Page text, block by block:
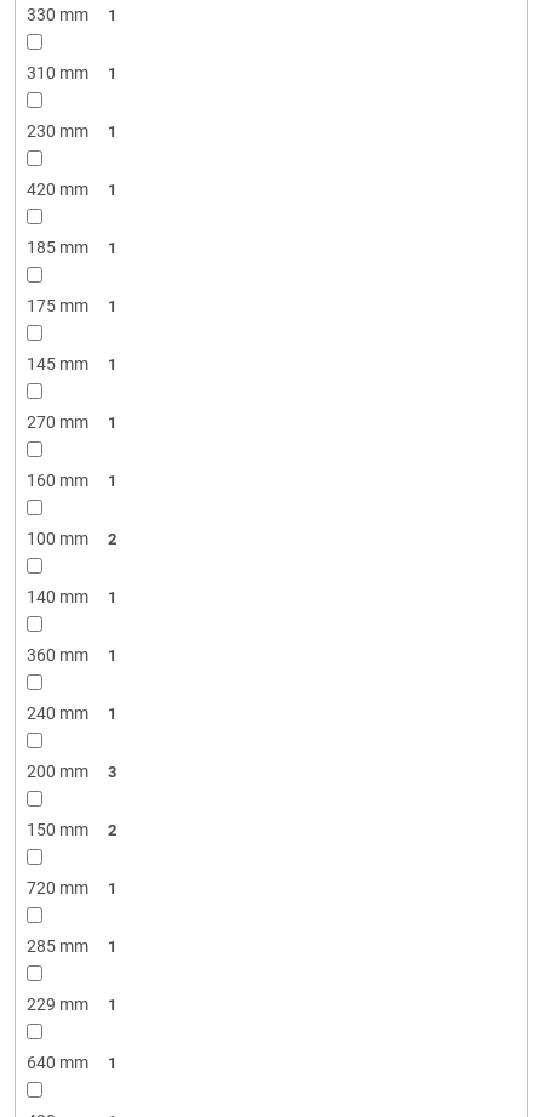
330 mm 1
310 mm 1
230 mm 1
420 mm 1
185 mm 1
175 mm 1
145 mm 1
270 mm 1
160 mm 1
100 mm 2
140 mm 1
360 mm 1
240 mm 1
200 mm 3
150 mm 2
720 mm 1
285 mm 1
229 mm 1
640 mm 1